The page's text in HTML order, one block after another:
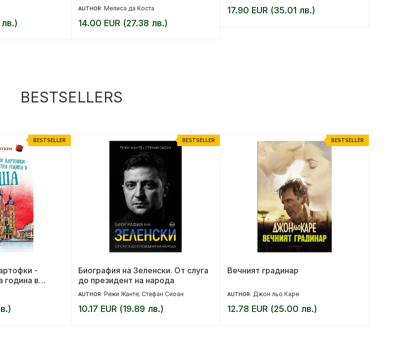
AUTHOR: Мелиса да Коста
14.00 EUR (27.38 лв.)
17.90 EUR (35.01 лв.)
BESTSELLERS
BESTSELLER
-
година в
BESTSELLER
Биография на Зеленски. От слуга
до президент на народа
AUTHOR: Режи Жанте; Стефан Сиоан
10.17 EUR (19.89 лв.)
BESTSELLER
Вечният градинар
AUTHOR: Джон льо Каре
12.78 EUR (25.00 лв.)